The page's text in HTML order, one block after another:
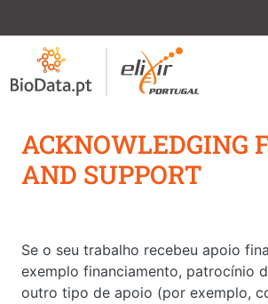
ACKNOWLEDGING
AND SUPPORT
Se o seu trabalho recebeu apoio
exemplo financiamento, patrocínio
outro tipo de apoio (por exemplo,